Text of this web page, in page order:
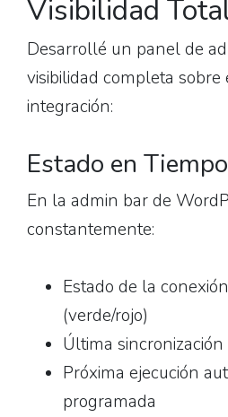
Visibilidad
Desarrollé un panel de
visibilidad completa sobre
integración:
Estado en
En la admin bar de
constantemente:
Estado de la
(verde/rojo)
Última sincronización
Próxima ejecución
programada